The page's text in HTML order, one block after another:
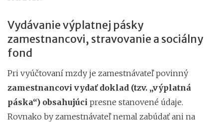
Vydávanie výplatnej pásky
zamestnancovi, stravovanie a sociálny
fond
Pri vyúčtovaní mzdy je zamestnávateľ povinný
zamestnancovi vydať doklad (tzv. „výplatná
páska“) obsahujúci presne stanovené údaje.
Rovnako by zamestnávateľ nemal zabúdať ani na